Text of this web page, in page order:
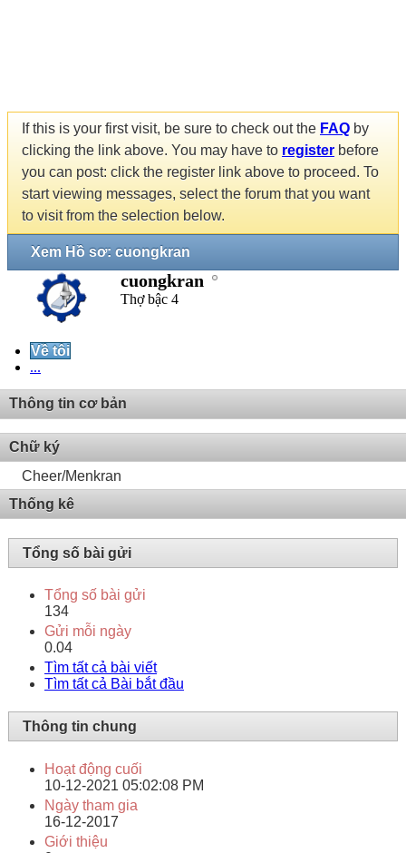
If this is your first visit, be sure to check out the FAQ by
clicking the link above. You may have to register before
you can post: click the register link above to proceed. To
start viewing messages, select the forum that you want
to visit from the selection below.
Xem Hồ sơ: cuongkran
cuongkran
Thợ bậc 4
Về tôi
...
Thông tin cơ bản
Chữ ký
Cheer/Menkran
Thống kê
Tổng số bài gửi
Tổng số bài gửi
134
Gửi mỗi ngày
0.04
Tìm tất cả bài viết
Tìm tất cả Bài bắt đầu
Thông tin chung
Hoạt động cuối
10-12-2021 05:02:08 PM
Ngày tham gia
16-12-2017
Giới thiệu